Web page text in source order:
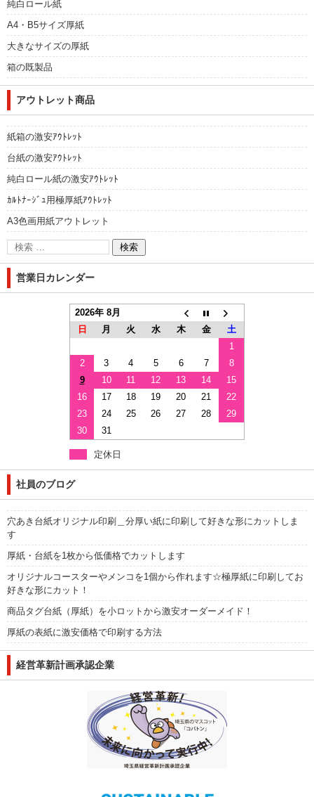
純白ロール紙
A4・B5サイズ厚紙
大きなサイズの厚紙
箱の既製品
アウトレット商品
紙箱の激安ｱｳﾄﾚｯﾄ
台紙の激安ｱｳﾄﾚｯﾄ
純白ロール紙の激安ｱｳﾄﾚｯﾄ
ｶﾙﾄﾅｰｼﾞｭ用極厚紙ｱｳﾄﾚｯﾄ
A3色画用紙アウトレット
営業日カレンダー
2026年 8月
日
月 火 水 木 金
土
1
2
3 4 5 6 7
8
9
10 11 12 13 14
15
16
17 18 19 20 21
22
23
24 25 26 27 28
29
30
31
定休日
社員のブログ
穴あき台紙オリジナル印刷＿分厚い紙に印刷して好きな形にカットしま
す
厚紙・台紙を1枚から低価格でカットします
オリジナルコースターやメンコを1個から作れます☆極厚紙に印刷してお
好きな形にカット！
商品タグ台紙（厚紙）を小ロットから激安オーダーメイド！
厚紙の表紙に激安価格で印刷する方法
経営革新計画承認企業